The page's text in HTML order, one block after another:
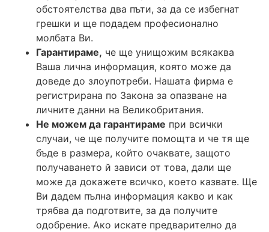
обстоятелства два пъти, за да се избегнат
грешки и ще подадем професионално
молбата Ви.
Гарантираме, че ще унищожим всякаква
Ваша лична информация, която може да
доведе до злоупотреби. Нашата фирма е
регистрирана по Закона за опазване на
личните данни на Великобритания.
Не можем да гарантираме при всички
случаи, че ще получите помощта и че тя ще
бъде в размера, който очаквате, защото
получаването й зависи от това, дали ще
може да докажете всичко, което казвате. Ще
Ви дадем пълна информация какво и как
трябва да подготвите, за да получите
одобрение. Ако искате предварително да